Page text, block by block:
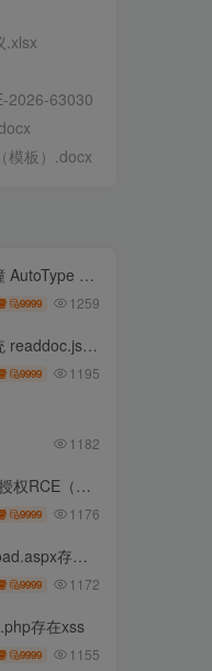
.xlsx
2026-63030
模板）.docx
远程代码执行
9999 1259
在任意文件读取
9999 1195
1182
CVE-2026-60137）
9999 1176
任意文件上传
9999 1172
存在xss
9999 1155